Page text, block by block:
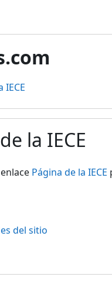
IECE
la IECE
Página de la IECE
del sitio